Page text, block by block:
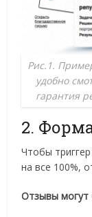
Рис.1.
удобно
гарантия
2.
Чтобы
на все 100%,
Отзывы